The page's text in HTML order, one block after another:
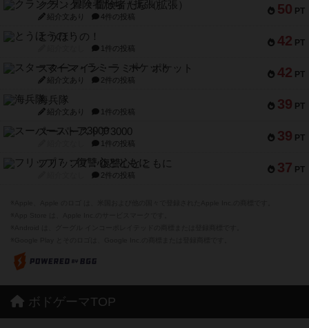
50 PT
クランク! ：冒険者たち（拡張）
紹介文あり 4件の投稿
42 PT
とうほうの！
1件の投稿
42 PT
スターマイン・ラミー ポケット
紹介文あり 2件の投稿
39 PT
海兵隊
紹介文あり 1件の投稿
39 PT
スーパーストア3000
1件の投稿
37 PT
フリップ７：復讐心とともに
2件の投稿
ボドゲーマTOP